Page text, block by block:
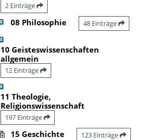
2 Einträge
08 Philosophie 48 Einträge
10 Geisteswissenschaften
allgemein
12 Einträge
11 Theologie,
Religionswissenschaft
197 Einträge
15 Geschichte 123 Einträge